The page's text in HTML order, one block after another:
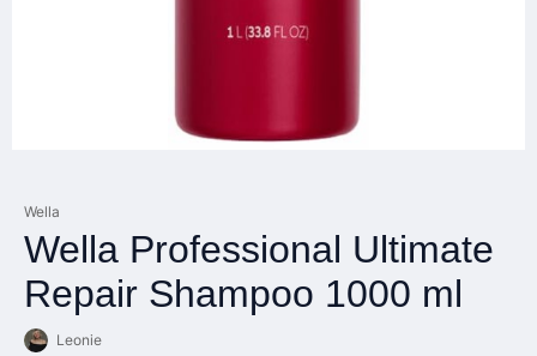
Wella
Wella Professional Ultimate
Repair Shampoo 1000 ml
Leonie